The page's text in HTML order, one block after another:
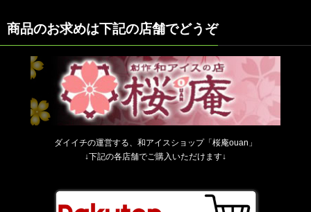
商品のお求めは下記の店舗でどうぞ
ダイイチの運営する、和アイスショップ「桜庵ouan」
↓下記の各店舗でご購入いただけます↓